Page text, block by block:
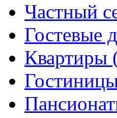
Частный
Гостевые
Квартиры